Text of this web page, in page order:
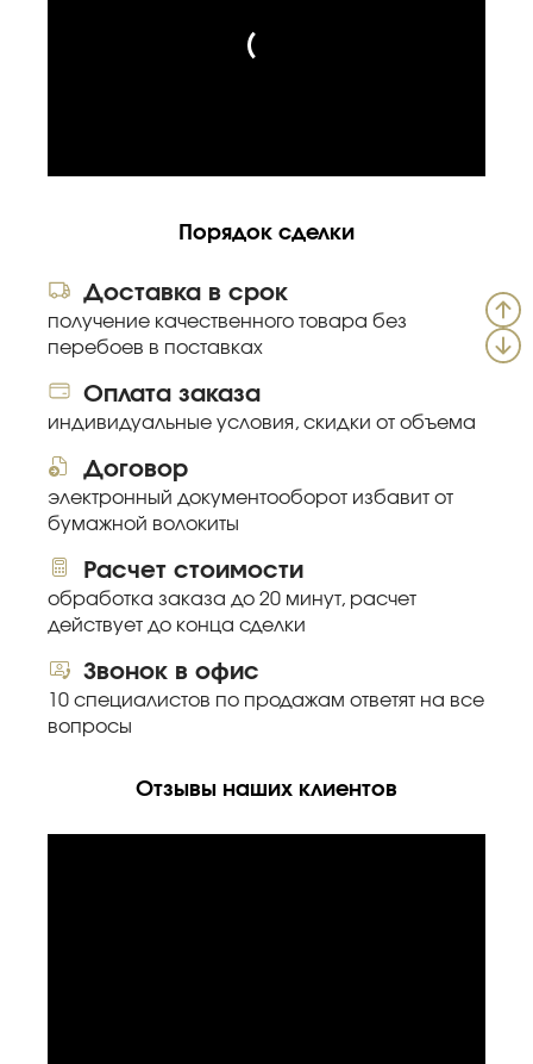
Порядок сделки
Доставка в срок
получение качественного товара без
перебоев в поставках
Оплата заказа
индивидуальные условия, скидки от объема
Договор
электронный документооборот избавит от
бумажной волокиты
Расчет стоимости
обработка заказа до 20 минут, расчет
действует до конца сделки
Звонок в офис
10 специалистов по продажам ответят на все
вопросы
Отзывы наших клиентов